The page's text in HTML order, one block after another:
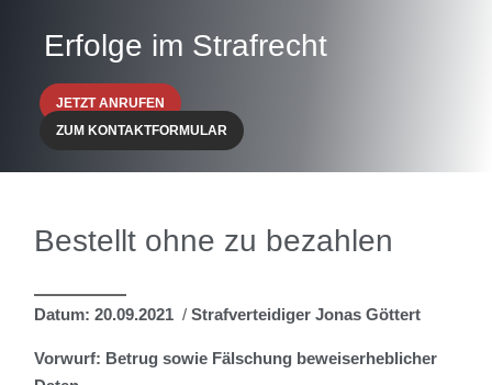
Erfolge im Strafrecht
JETZT ANRUFEN
ZUM KONTAKTFORMULAR
Bestellt ohne zu bezahlen
Datum: 20.09.2021 /Strafverteidiger Jonas Göttert
Vorwurf: Betrug sowie Fälschung beweiserheblicher